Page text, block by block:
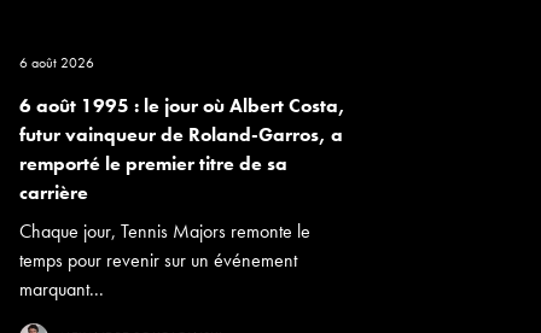
6 août 2026
6 août 1995 : le jour où Albert Costa,
futur vainqueur de Roland-Garros, a
remporté le premier titre de sa
carrière
Chaque jour, Tennis Majors remonte le
temps pour revenir sur un événement
marquant...